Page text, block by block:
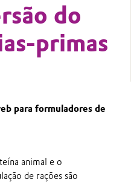
do
primas
para formuladores de
animal e o
de rações são